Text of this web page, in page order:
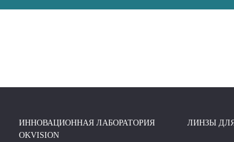
ИННОВАЦИОННАЯ ЛАБОРАТОРИЯ
OKVISION
ЛИНЗЫ